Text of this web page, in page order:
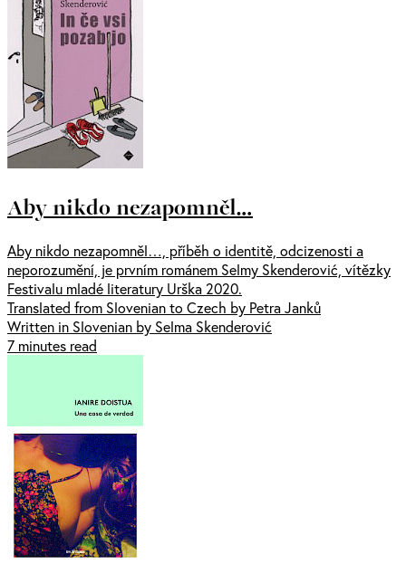
Aby nikdo nezapomněl…
Aby nikdo nezapomněl…, příběh o identitě, odcizenosti a
neporozumění, je prvním románem Selmy Skenderović, vítězky
Festivalu mladé literatury Urška 2020.
Translated from Slovenian to Czech by Petra Janků
Written in Slovenian by Selma Skenderović
7 minutes read